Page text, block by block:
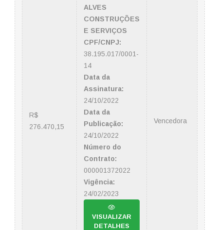
R$
276.470,15
ALVES
CONSTRUÇÕES
E SERVIÇOS
CPF/CNPJ:
38.195.017/0001-
14
Data da
Assinatura:
24/10/2022
Data da
Publicação:
24/10/2022
Número do
Contrato:
000001372022
Vigência:
24/02/2023
VISUALIZAR
DETALHES
Vencedora